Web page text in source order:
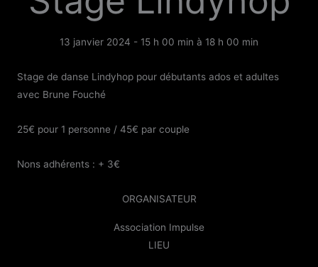
13 janvier 2024 - 15 h 00 min à 18 h 00 min
Stage de danse Lindyhop pour débutants ados et adultes
avec Brune Fouché
25€ pour 1 personne / 45€ par couple
Nons adhérents : + 3€
ORGANISATEUR
Association Impulse
LIEU